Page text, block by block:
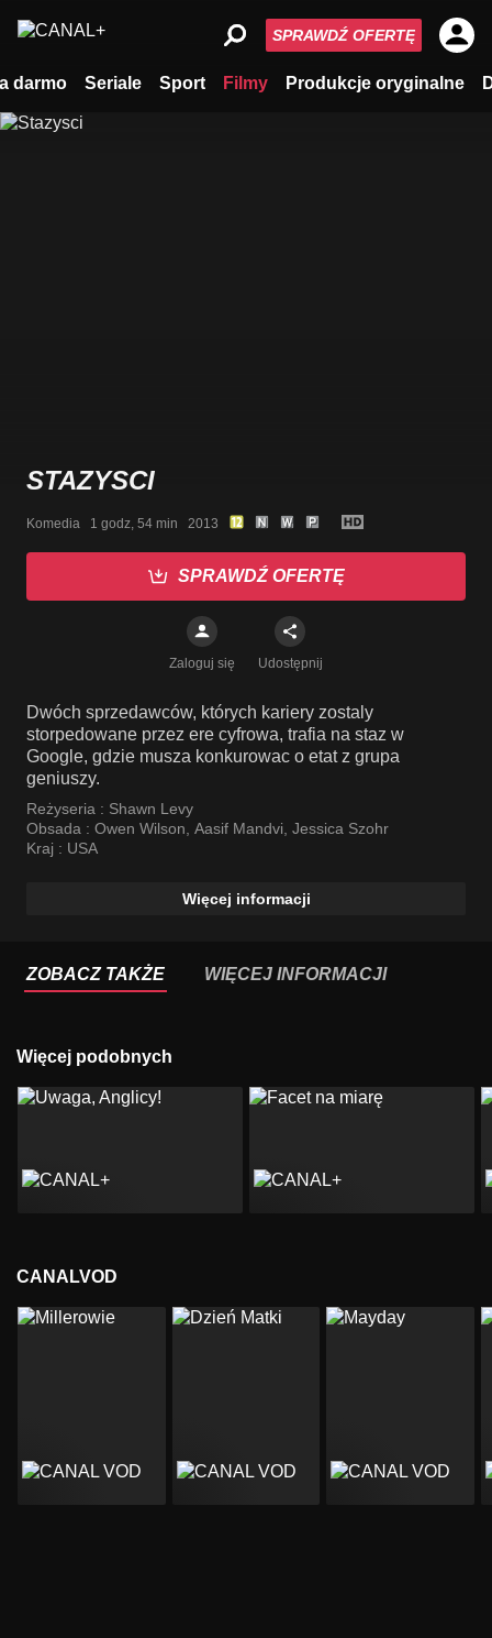
darmo Seriale Sport Filmy Produkcje oryginalne
SPRAWDŹ OFERTĘ
STAZYSCI
Komedia   1 godz, 54 min   2013
SPRAWDŹ OFERTĘ
Zaloguj się Udostępnij
Dwóch sprzedawców, których kariery zostaly
storpedowane przez ere cyfrowa, trafia na staz w
Google, gdzie musza konkurowac o etat z grupa
geniuszy.
Reżyseria : Shawn Levy
Obsada : Owen Wilson Aasif Mandvi Jessica Szohr
Kraj : USA
Więcej informacji
ZOBACZ TAKŻE WIĘCEJ INFORMACJI
Więcej podobnych
CANALVOD